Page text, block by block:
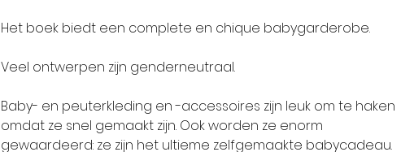
Het boek biedt een complete en chique babygarderobe.
Veel ontwerpen zijn genderneutraal.
Baby- en peuterkleding en -accessoires zijn leuk om te haken
omdat ze snel gemaakt zijn. Ook worden ze enorm
gewaardeerd: ze zijn het ultieme zelfgemaakte babycadeau.